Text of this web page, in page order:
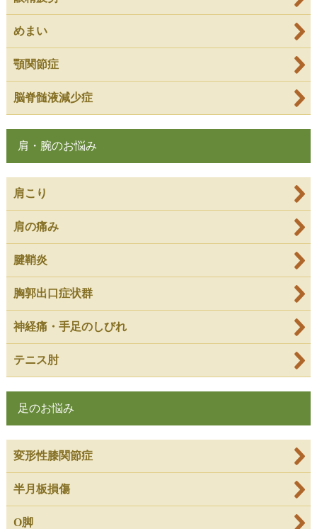
めまい
顎関節症
脳脊髄液減少症
肩・腕のお悩み
肩こり
肩の痛み
腱鞘炎
胸郭出口症状群
神経痛・手足のしびれ
テニス肘
足のお悩み
変形性膝関節症
半月板損傷
O脚